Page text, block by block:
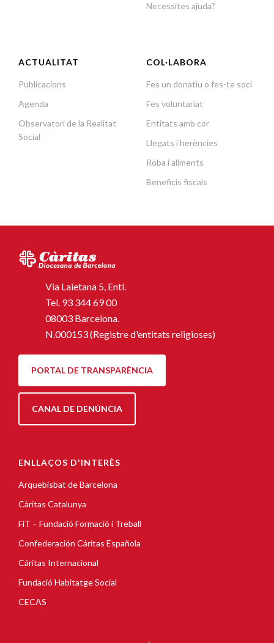
Necessites ajuda?
ACTUALITAT
Publicacions
Agenda
Observatori de la Realitat
Social
COL·LABORA
Fes un donatiu o fes-te soci
Fes voluntariat
Entitats amb cor
Llegats i herències
Roba i aliments
Beneficis fiscals
Via Laietana 5, Entl.
Tel. 93 344 69 00
08003 Barcelona.
N.000153 (Registre d'entitats religioses)
PORTAL DE TRANSPARÈNCIA
CANAL DE DENÚNCIA
ENLLAÇOS D'INTERÈS
Arquebisbat de Barcelona
Càritas Catalunya
FiT – Fundació Formació i Treball
Confederación Cáritas Española
Cáritas Internacional
Fundació Habitatge Social
CECAS